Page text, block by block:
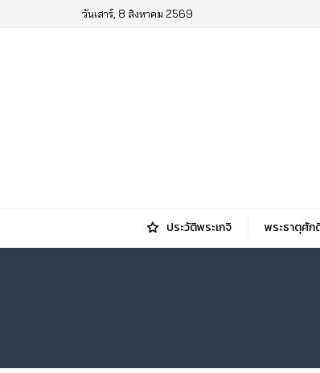
วันเสาร์, 8 สิงหาคม 2569
ประวัติพระเกจิ พระธาตุศั